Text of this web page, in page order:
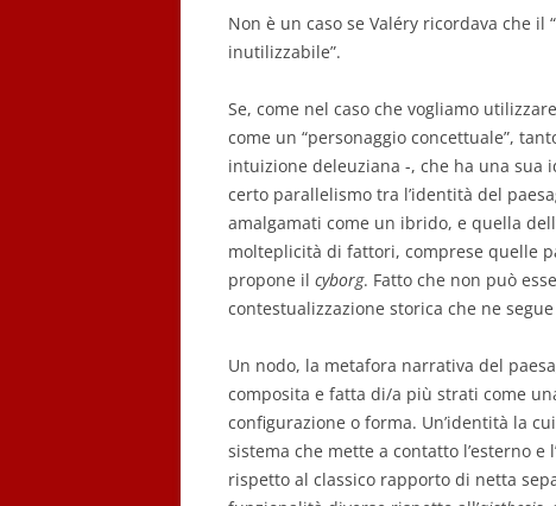
Non è un caso se Valéry ricordava che il
inutilizzabile”.
Se, come nel caso che vogliamo
come un “personaggio concettuale”,
intuizione deleuziana -, che ha una
certo parallelismo tra l’identità del
amalgamati come un ibrido, e quella
molteplicità di fattori, comprese quelle
propone il cyborg. Fatto che non può
contestualizzazione storica che ne
Un nodo, la metafora narrativa del
composita e fatta di/a più strati come
configurazione o forma. Un’identità la
sistema che mette a contatto l’esterno
rispetto al classico rapporto di netta